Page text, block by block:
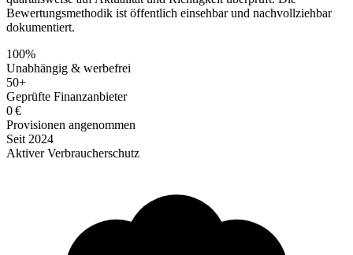
Bewertungsmethodik ist öffentlich einsehbar und nachvollziehbar
dokumentiert.
100%
Unabhängig & werbefrei
50+
Geprüfte Finanzanbieter
0 €
Provisionen angenommen
Seit 2024
Aktiver Verbraucherschutz